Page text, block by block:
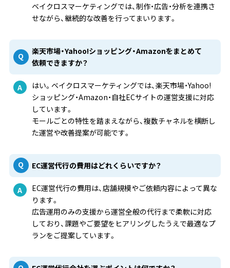
ベイクロスマーケティングでは、制作・広告・分析を連携さ
せながら、継続的な改善を行ってまいります。
楽天市場・Yahoo!ショッピング・Amazonをまとめて
依頼できますか？
はい。ベイクロスマーケティングでは、楽天市場・Yahoo!
ショッピング・Amazon・自社ECサイトの運営支援に対応
しています。
モールごとの特性を踏まえながら、複数チャネルを横断し
た運営や改善提案が可能です。
EC運営代行の費用はどれくらいですか？
EC運営代行の費用は、店舗規模やご依頼内容によって異な
ります。
広告運用のみの支援から運営全般の代行まで柔軟に対応
しており、課題やご要望をヒアリングしたうえで最適なプ
ランをご提案しています。